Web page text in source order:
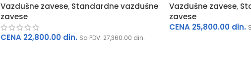
Vazdušne zavese, Standardne vazdušne
zavese
CENA 22,800.00 din. Sa PDV: 27,360.00 din.
Vazdušne zavese,
zavese
CENA 25,800.00 din.